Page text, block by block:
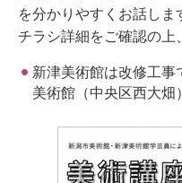
を分かりやすくお話しま
チラシ詳細をご確認の上
新津美術館は改修工事
美術館（中央区西大畑